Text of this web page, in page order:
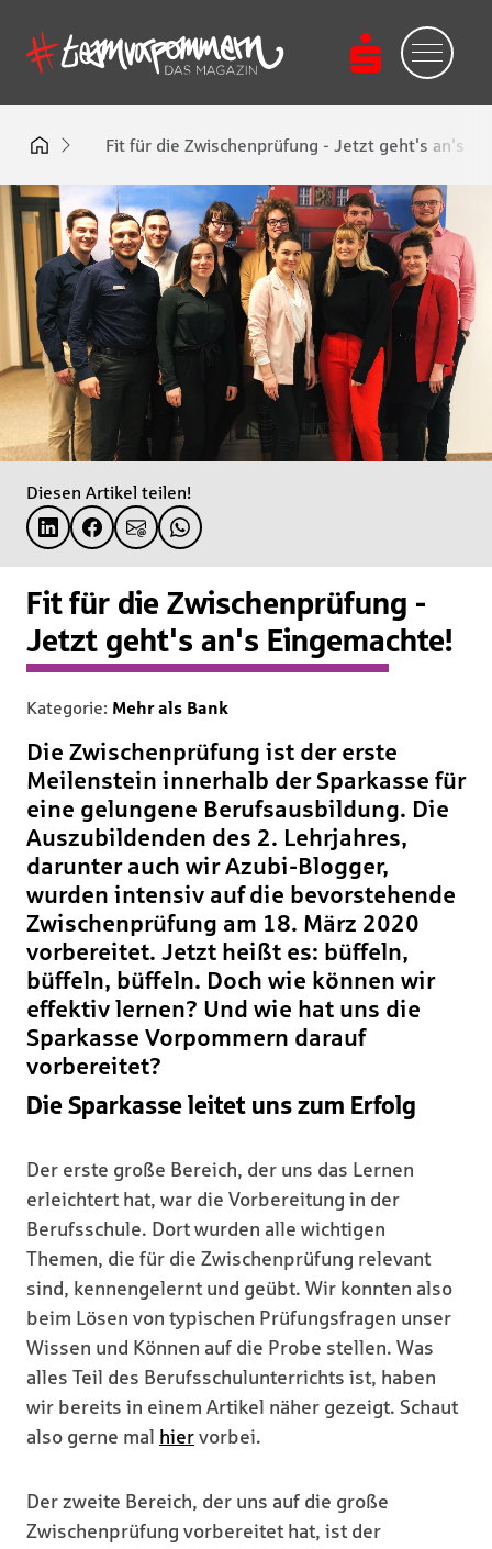
Fit für die Zwischenprüfung - Jetzt geht's an's
Diesen Artikel teilen!
Fit für die Zwischenprüfung -
Jetzt geht's an's Eingemachte!
Kategorie: Mehr als Bank
Die Zwischenprüfung ist der erste
Meilenstein innerhalb der Sparkasse für
eine gelungene Berufsausbildung. Die
Auszubildenden des 2. Lehrjahres,
darunter auch wir Azubi-Blogger,
wurden intensiv auf die bevorstehende
Zwischenprüfung am 18. März 2020
vorbereitet. Jetzt heißt es: büffeln,
büffeln, büffeln. Doch wie können wir
effektiv lernen? Und wie hat uns die
Sparkasse Vorpommern darauf
vorbereitet?
Die Sparkasse leitet uns zum Erfolg
Der erste große Bereich, der uns das Lernen
erleichtert hat, war die Vorbereitung in der
Berufsschule. Dort wurden alle wichtigen
Themen, die für die Zwischenprüfung relevant
sind, kennengelernt und geübt. Wir konnten also
beim Lösen von typischen Prüfungsfragen unser
Wissen und Können auf die Probe stellen. Was
alles Teil des Berufsschulunterrichts ist, haben
wir bereits in einem Artikel näher gezeigt. Schaut
also gerne mal hier vorbei.
Der zweite Bereich, der uns auf die große
Zwischenprüfung vorbereitet hat, ist der